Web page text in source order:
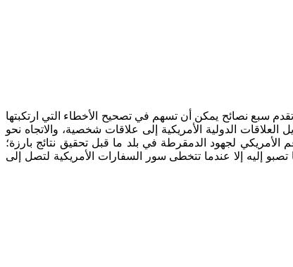
سبع نصائح يمكن أن تسهم في تصحيح الأخطاء التي ارتكبتها
العلاقات الدولية الأمريكية إلى علاقات شخصية، والاتجاه نحو
لجهود الدمقرطة في بلد ما قبل تحقيق نتائج بارزة؛
تصبو إليه إلا عندما تتخطى سور السفارات الأمريكية لتصل إلى